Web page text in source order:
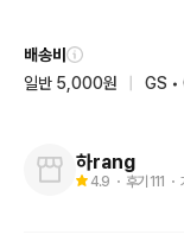
배송비
일반 5,000원
GS •
하rang
4.9 ・ 후기 111